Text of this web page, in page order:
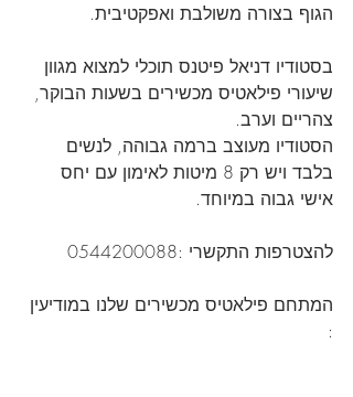
הגוף בצורה משולבת ואפקטיבית.
בסטודיו דניאל פיטנס תוכלי למצוא מגוון
שיעורי פילאטיס מכשירים בשעות הבוקר,
צהריים וערב.
הסטודיו מעוצב ברמה גבוהה, לנשים
בלבד ויש רק 8 מיטות לאימון עם יחס
אישי גבוה במיוחד.
להצטרפות התקשרי :0544200088
המתחם פילאטיס מכשירים שלנו במודיעין
: